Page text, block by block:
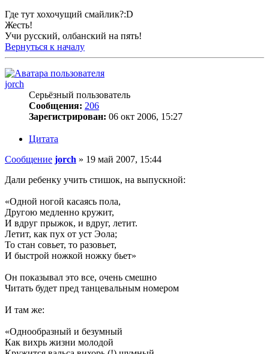
Где тут хохочущий смайлик?:D
Жесть!
Учи русский, олбанский на пять!
Вернуться к началу
jorch
Серьёзный пользователь
Сообщения: 206
Зарегистрирован: 06 окт 2006, 15:27
Цитата
Сообщение jorch » 19 май 2007, 15:44
Дали ребенку учить стишок, на выпускной:
«Одной ногой касаясь пола,
Другою медленно кружит,
И вдруг прыжок, и вдруг, летит.
Летит, как пух от уст Эола;
То стан совьет, то разовьет,
И быстрой ножкой ножку бьет»
Он показывал это все, очень смешно
Читать будет пред танцевальным номером
И там же:
«Однообразный и безумный
Как вихрь жизни молодой